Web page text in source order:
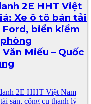
2E HHT Việt
Xe ô tô bán tải
Ford, biển kiểm
Miếu – Quốc